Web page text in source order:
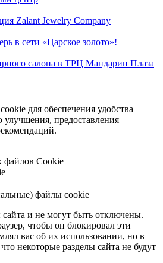
Zalant Jewelry Company
в сети «Царское золото»!
салона в ТРЦ Мандарин Плаза
для обеспечения удобства
улучшения, предоставления
файлов Cookie
файлы cookie
и не могут быть отключены.
чтобы он блокировал эти
вас об их использовании, но в
некоторые разделы сайта не будут